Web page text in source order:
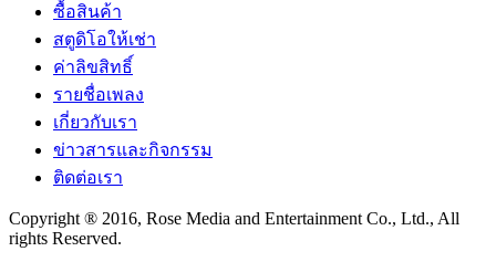
ซื้อสินค้า
สตูดิโอให้เช่า
ค่าลิขสิทธิ์
รายชื่อเพลง
เกี่ยวกับเรา
ข่าวสารและกิจกรรม
ติดต่อเรา
Copyright ® 2016, Rose Media and Entertainment Co., Ltd., All
rights Reserved.